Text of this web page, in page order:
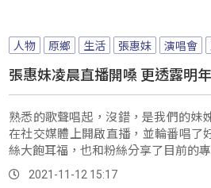
人物 原鄉 生活 張惠妹 演唱會
張惠妹凌晨直播開嗓 更透露明
熟悉的歌聲唱起，沒錯，是我們的妹
在社交媒體上開啟直播，並輪番唱了
絲大飽耳福，也和粉絲分享了目前的專